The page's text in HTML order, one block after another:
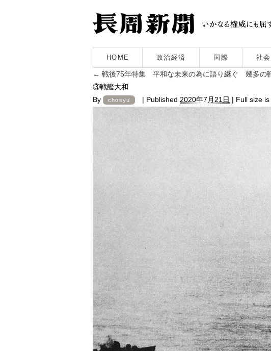
HOME 政治経済 国際 社会
← 戦後75年特集 平和な未来の為に語り継ぐ 幾多の
③戦艦大和
By
chosyu | Published 2020年7月21日 | Full size